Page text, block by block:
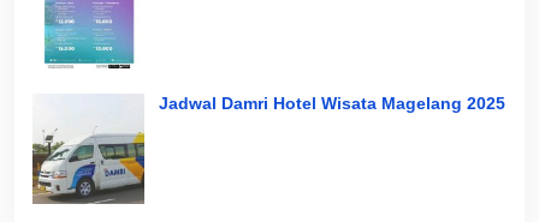
Jadwal Damri Hotel Wisata Magelang 2025